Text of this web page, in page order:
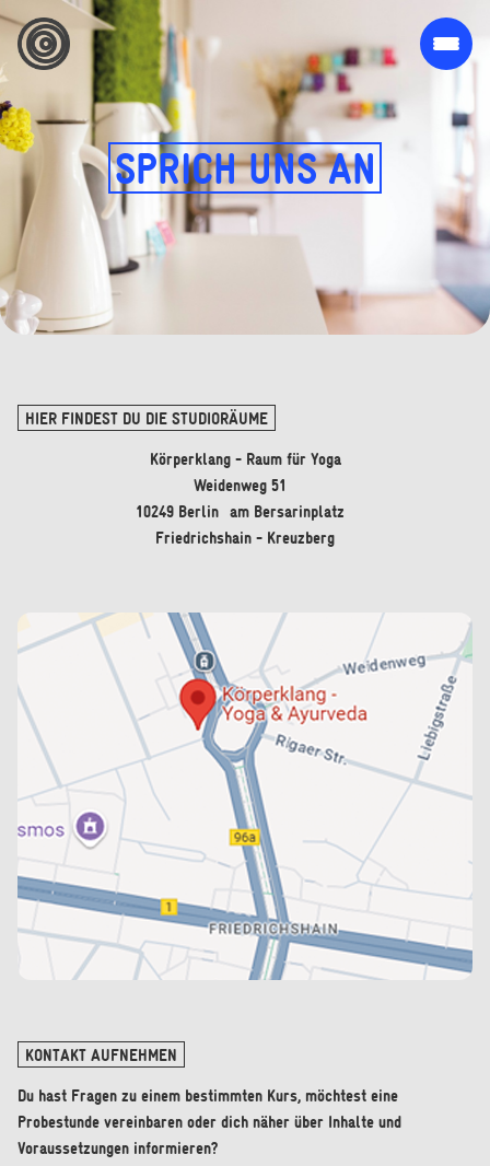
SPRICH UNS AN
HIER FINDEST DU DIE STUDIORÄUME
Körperklang - Raum für Yoga
Weidenweg 51
10249 Berlin am Bersarinplatz
Friedrichshain - Kreuzberg
KONTAKT AUFNEHMEN
Du hast Fragen zu einem bestimmten Kurs, möchtest eine
Probestunde vereinbaren oder dich näher über Inhalte und
Voraussetzungen informieren?